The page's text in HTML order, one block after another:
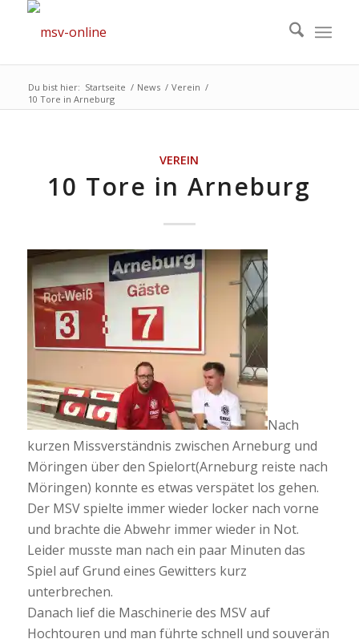
Du bist hier: Startseite / News / Verein /
10 Tore in Arneburg
VEREIN
10 Tore in Arneburg
Nach
kurzen Missverständnis zwischen Arneburg und
Möringen über den Spielort(Arneburg reiste nach
Möringen) konnte es etwas verspätet los gehen.
Der MSV spielte immer wieder locker nach vorne
und brachte die Abwehr immer wieder in Not.
Leider musste man nach ein paar Minuten das
Spiel auf Grund eines Gewitters kurz
unterbrechen.
Danach lief die Maschinerie des MSV auf
Hochtouren und man führte schnell und souverän